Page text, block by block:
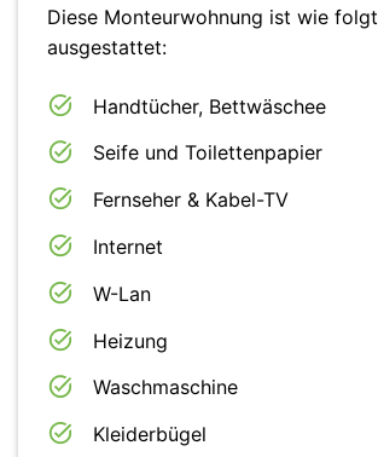
Diese Monteurwohnung ist wie folgt
ausgestattet:
Handtücher, Bettwäschee
Seife und Toilettenpapier
Fernseher & Kabel-TV
Internet
W-Lan
Heizung
Waschmaschine
Kleiderbügel